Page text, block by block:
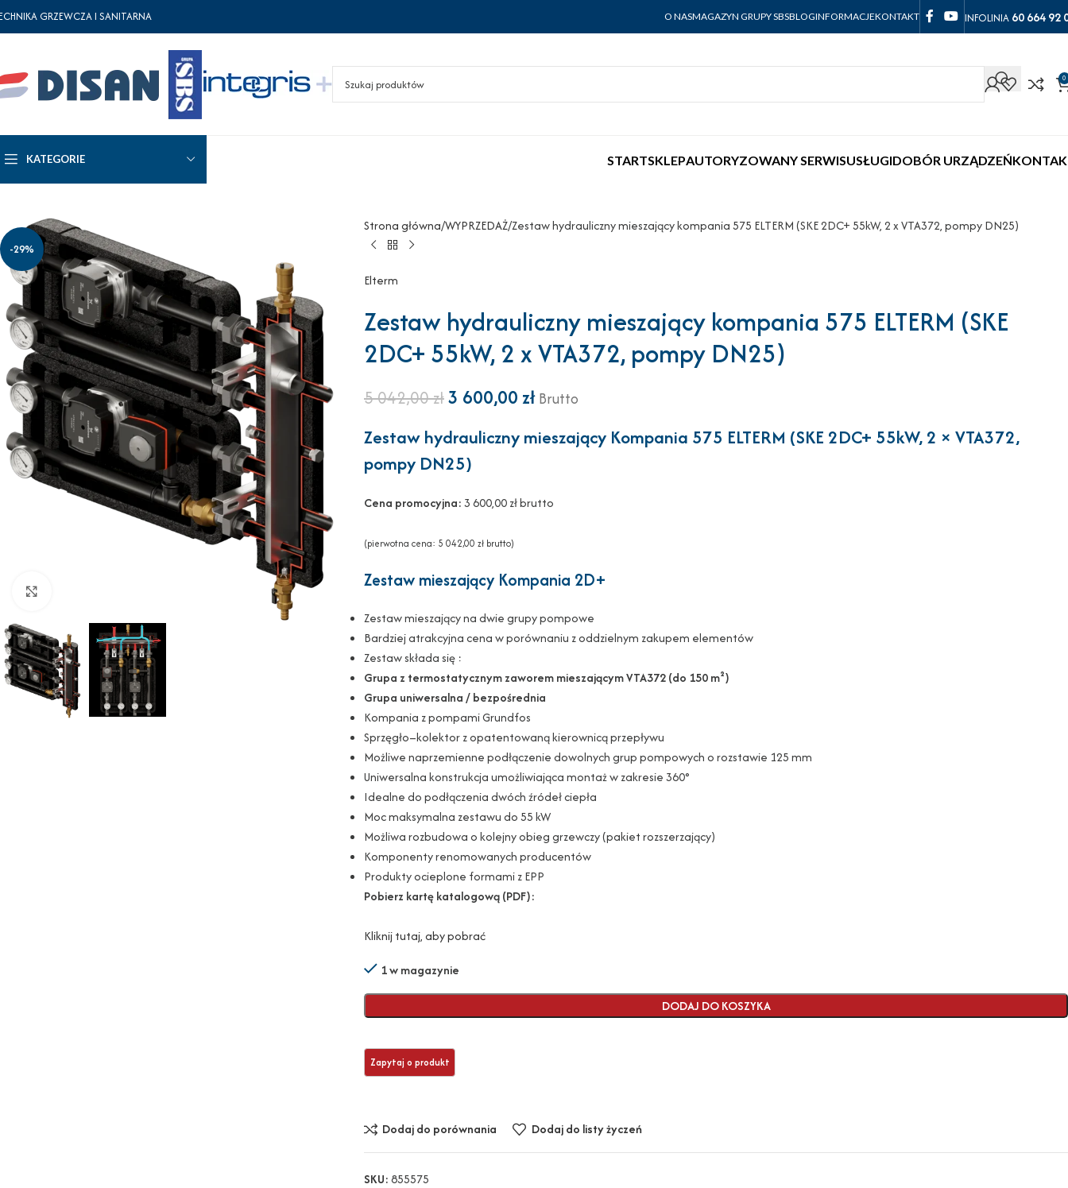
GRZEWCZA I SANITARNA O NASMAGAZYN GRUPY SBSBLOGINFORMACJEKONTAKT INFOLINIA 60 664 92
0
KATEGORIE STARTSKLEPAUTORYZOWANY SERWISUSŁUGIDOBÓR URZĄDZEŃ
-29%
Strona główna WYPRZEDAŻ Zestaw hydrauliczny mieszający kompania 575 ELTERM (SKE 2DC+ 55kW, 2 x VTA372, pompy DN25)
Elterm
Zestaw hydrauliczny mieszający kompania 575 ELTERM (SKE
2DC+ 55kW, 2 x VTA372, pompy DN25)
5 042,00zł3 600,00zł Brutto
Zestaw hydrauliczny mieszający Kompania 575 ELTERM (SKE 2DC+ 55kW, 2 × VTA372,
pompy DN25)
Cena promocyjna:3 600,00 zł brutto
(pierwotna cena: 5 042,00 zł brutto)
Zestaw mieszający Kompania 2D+
Zestaw mieszający na dwie grupy pompowe
Bardziej atrakcyjna cena w porównaniu z oddzielnym zakupem elementów
Zestaw składa się :
Grupa z termostatycznym zaworem mieszającym VTA372 (do 150 m²)
Grupa uniwersalna / bezpośrednia
Kompania z pompami Grundfos
Sprzęgło–kolektor z opatentowaną kierownicą przepływu
Możliwe naprzemienne podłączenie dowolnych grup pompowych o rozstawie 125 mm
Uniwersalna konstrukcja umożliwiająca montaż w zakresie 360°
Idealne do podłączenia dwóch źródeł ciepła
Moc maksymalna zestawu do 55 kW
Możliwa rozbudowa o kolejny obieg grzewczy (pakiet rozszerzający)
Komponenty renomowanych producentów
Produkty ocieplone formami z EPP
Pobierz kartę katalogową (PDF):
Kliknij tutaj, aby pobrać
1 w magazynie
DODAJ DO KOSZYKA
Dodaj do porównania Dodaj do listy życzeń
SKU:855575